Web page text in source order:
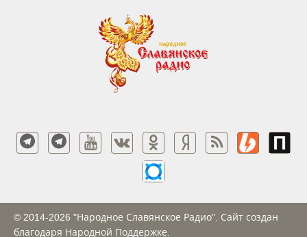
© 2014-2026 "Народное Славянское Радио". Сайт создан
благодаря Народной Поддержке.